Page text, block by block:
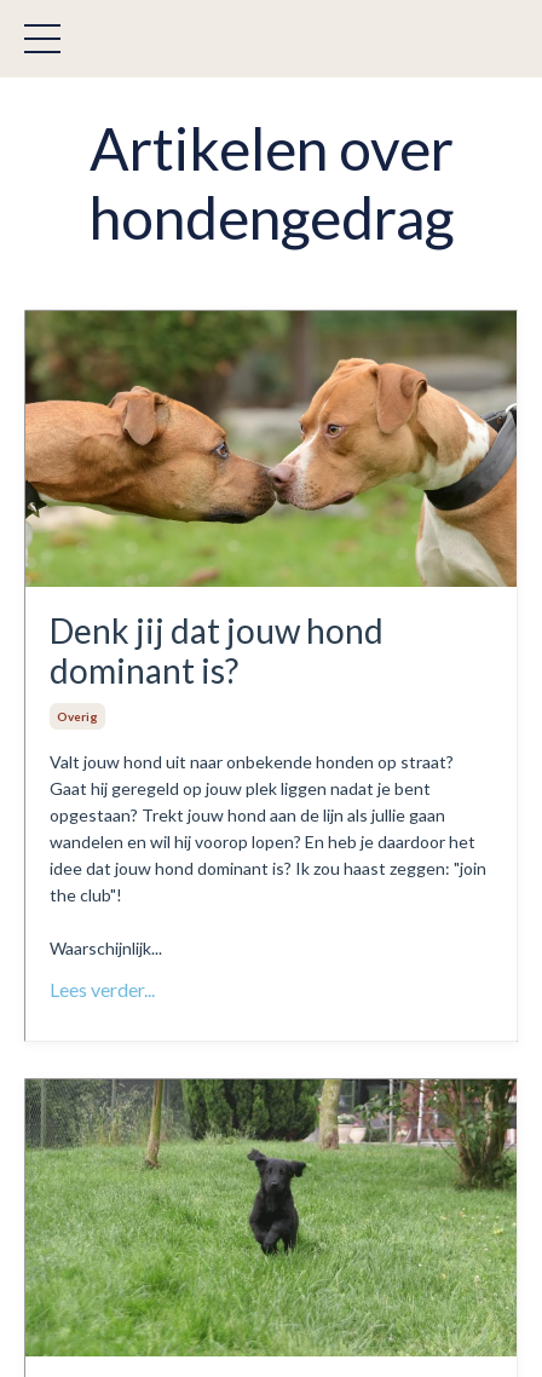
Artikelen over
hondengedrag
Denk jij dat jouw hond
dominant is?
Overig
Valt jouw hond uit naar onbekende honden op straat?
Gaat hij geregeld op jouw plek liggen nadat je bent
opgestaan? Trekt jouw hond aan de lijn als jullie gaan
wandelen en wil hij voorop lopen? En heb je daardoor het
idee dat jouw hond dominant is? Ik zou haast zeggen: "join
the club"!
Waarschijnlijk...
Lees verder...